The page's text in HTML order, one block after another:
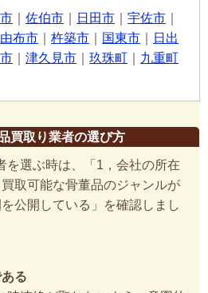
佐伯市 日田市 宇佐市
由布市 杵築市 国東市
日出
津久見市 玖珠町
九重町
買取り業者の選び方
を選ぶ時は、「1，会社の所在
取可能な骨董品のジャンルが
公開している」を確認しまし
る